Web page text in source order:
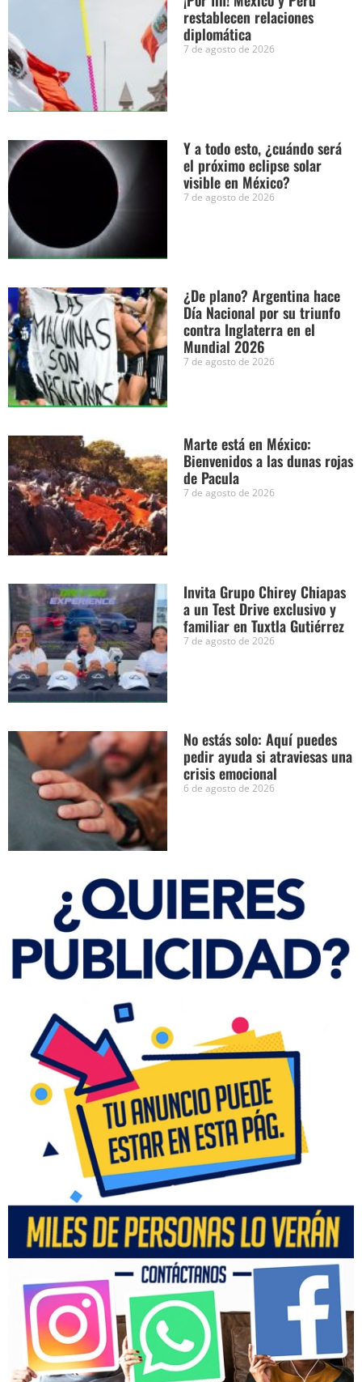
restablecen relaciones
diplomática
7 de agosto de 2026
Y a todo esto, ¿cuándo será
el próximo eclipse solar
visible en México?
7 de agosto de 2026
¿De plano? Argentina hace
Día Nacional por su triunfo
contra Inglaterra en el
Mundial 2026
7 de agosto de 2026
Marte está en México:
Bienvenidos a las dunas rojas
de Pacula
7 de agosto de 2026
Invita Grupo Chirey Chiapas
a un Test Drive exclusivo y
familiar en Tuxtla Gutiérrez
7 de agosto de 2026
No estás solo: Aquí puedes
pedir ayuda si atraviesas una
crisis emocional
6 de agosto de 2026